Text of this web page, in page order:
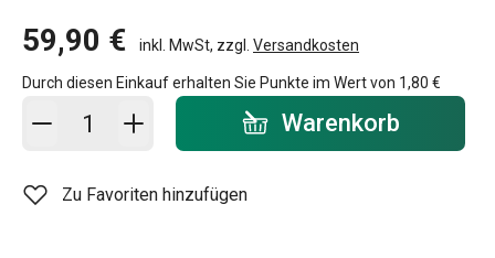
59,90 € inkl. MwSt, zzgl. Versandkosten
Durch diesen Einkauf erhalten Sie Punkte im Wert von 1,80 €
In den Warenkorb - Menge Warenkorb
Zu Favoriten hinzufügen